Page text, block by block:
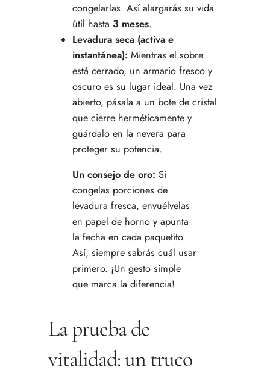
congelarlas. Así alargarás su vida
útil hasta 3 meses.
Levadura seca (activa e
instantánea): Mientras el sobre
está cerrado, un armario fresco y
oscuro es su lugar ideal. Una vez
abierto, pásala a un bote de cristal
que cierre herméticamente y
guárdalo en la nevera para
proteger su potencia.
Un consejo de oro: Si
congelas porciones de
levadura fresca, envuélvelas
en papel de horno y apunta
la fecha en cada paquetito.
Así, siempre sabrás cuál usar
primero. ¡Un gesto simple
que marca la diferencia!
La prueba de
vitalidad: un truco